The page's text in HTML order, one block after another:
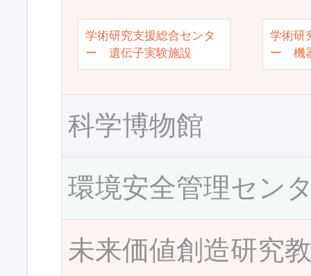
学術研究支援総合センタ
ー 遺伝子実験施設
学術研
ー 機
科学博物館
環境安全管理セン
未来価値創造研究